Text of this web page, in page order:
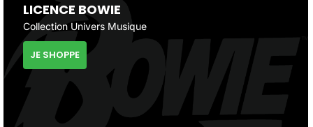
LICENCE BOWIE
Collection Univers Musique
JE SHOPPE